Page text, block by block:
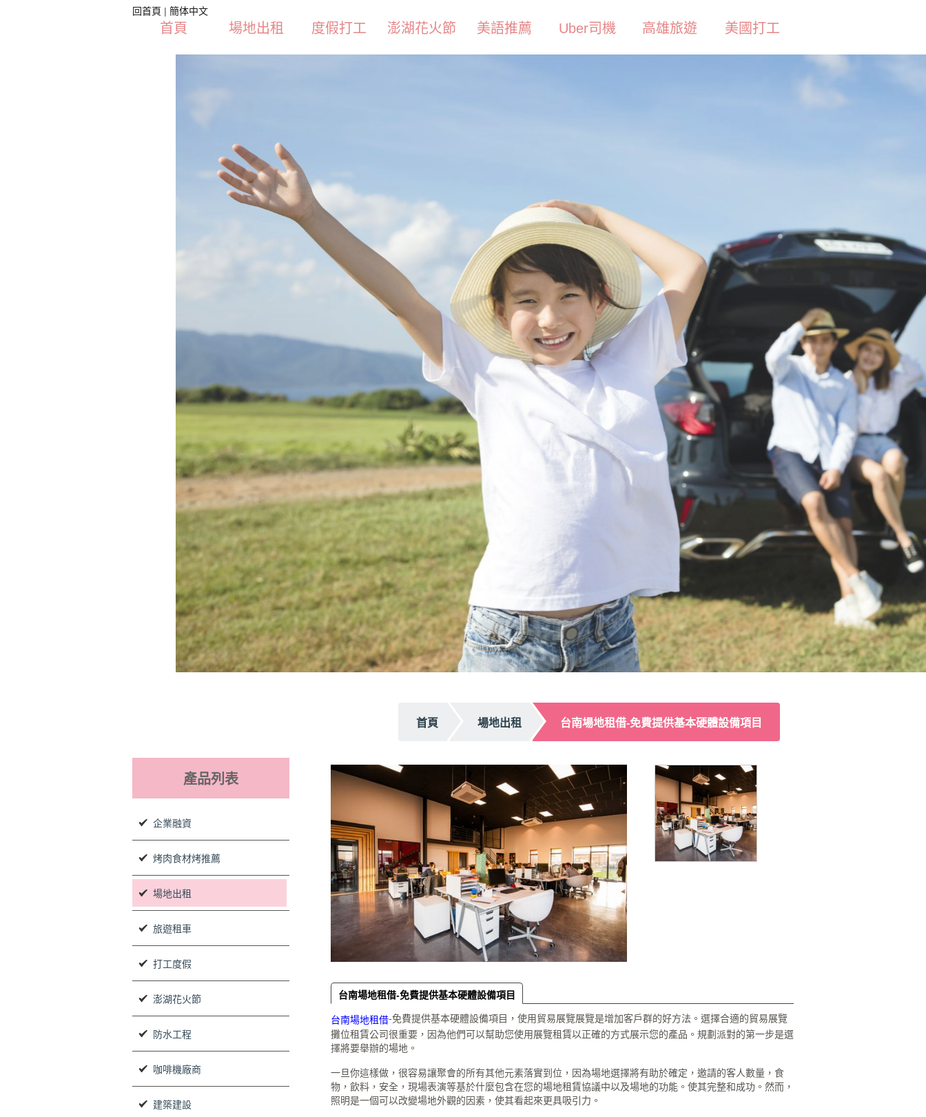
回首頁 | 簡体中文
首頁 場地出租 度假打工 澎湖花火節 美語推薦 Uber司機 高雄旅遊 美國打工
首頁 場地出租 台南場地租借-免費提供基本硬體設備項目
台南場地租借-免費提供基本硬體設備項目
台南場地租借-免費提供基本硬體設備項目，使用貿易展覽展覽是增加客戶群的好方法。選擇合適的貿易展覽
攤位租賃公司很重要，因為他們可以幫助您使用展覽租賃以正確的方式展示您的產品。規劃派對的第一步是選
擇將要舉辦的場地。
一旦你這樣做，很容易讓聚會的所有其他元素落實到位，因為場地選擇將有助於確定，邀請的客人數量，食
物，飲料，安全，現場表演等基於什麼包含在您的場地租賃協議中以及場地的功能。使其完整和成功。然而，
照明是一個可以改變場地外觀的因素，使其看起來更具吸引力。
產品列表
企業融資
烤肉食材烤推薦
場地出租
旅遊租車
打工度假
澎湖花火節
防水工程
咖啡機廠商
建築建設